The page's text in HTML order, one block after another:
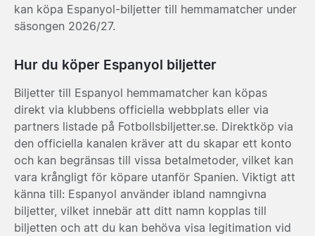
kan köpa Espanyol-biljetter till hemmamatcher under
säsongen 2026/27.
Hur du köper Espanyol biljetter
Biljetter till Espanyol hemmamatcher kan köpas
direkt via klubbens officiella webbplats eller via
partners listade på Fotbollsbiljetter.se. Direktköp via
den officiella kanalen kräver att du skapar ett konto
och kan begränsas till vissa betalmetoder, vilket kan
vara krångligt för köpare utanför Spanien. Viktigt att
känna till: Espanyol använder ibland namngivna
biljetter, vilket innebär att ditt namn kopplas till
biljetten och att du kan behöva visa legitimation vid